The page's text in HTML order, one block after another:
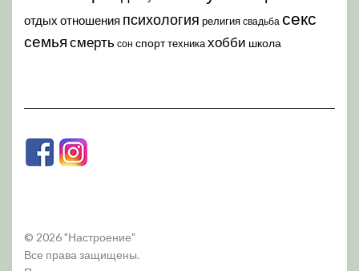
отдых отношения психология религия свадьба секс
семья смерть сон спорттехникахобби школа
© 2026 "Настроение"
Все права защищены.